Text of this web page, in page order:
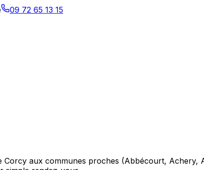
09 72 65 13 15
aux communes proches (Abbécourt, Achery,